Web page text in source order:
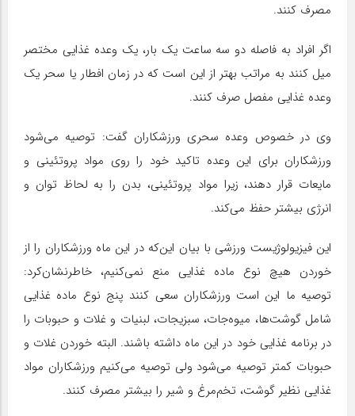
مصرف کنند.
اگر افراد به فاصله دو سه ساعت یک بار، یک وعده غذایی مختصر
میل کنند به مراتب بهتر از این است که در زمان افطار یا سحر یک
وعده غذایی مفصل صرف کنند.
وی در خصوص وعده سحری ورزشکاران گفت: توصیه می‌شود
ورزشکاران برای این وعده تاکید خود را روی مواد پروتئینی و
مایعات قرار دهند، زیرا مواد پروتئینی، بدن را به لحاظ توان و
انرژی بیشتر حفظ می‌کند.
این فیزیولوژیست ورزشی با بیان این‌که در این ماه ورزشکاران را از
خوردن هیچ نوع ماده غذایی منع نمی‌کنیم، خاطرنشان‌کرد:
توصیه ما این است ورزشکاران سعی کنند پنج نوع ماده غذایی
شامل گوشت‌ها، میوه‌جات، سبزیجات، لبنیات و غلات و حبوبات را
در برنامه غذایی خود در این ماه داشته باشند. البته خوردن غلات و
حبوبات کمتر توصیه می‌شود ولی توصیه می‌کنیم ورزشکاران مواد
غذایی نظیر گوشت، تخم‌مرغ و شیر را بیشتر مصرف کنند.